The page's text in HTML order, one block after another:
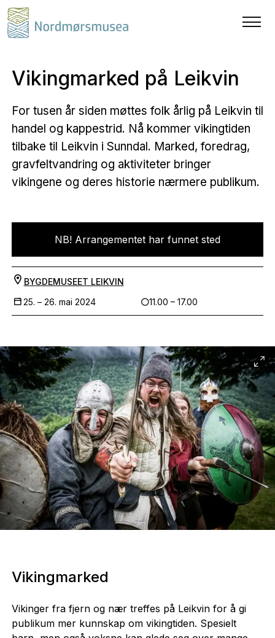
Vikingmarked på Leikvin
For tusen år siden møttes folk årlig på Leikvin til
handel og kappestrid. Nå kommer vikingtiden
tilbake til Leikvin i Sunndal. Marked, foredrag,
gravfeltvandring og aktiviteter bringer
vikingene og deres historie nærmere publikum.
NB! Arrangementet har funnet sted
BYGDEMUSEET LEIKVIN
25. – 26. mai 2024 11.00 – 17.00
Vikingmarked
Vikinger fra fjern og nær treffes på Leikvin for å gi
publikum mer kunnskap om vikingtiden. Spesielt